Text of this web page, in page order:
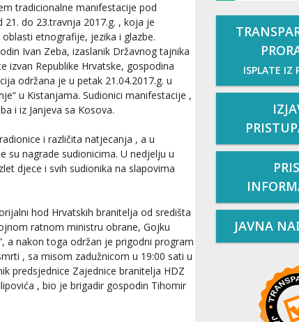
tradicionalne manifestacije pod
21. do 23.travnja 2017.g. , koja je
etnografije, jezika i glazbe.
Ivan Zeba, izaslanik Državnog tajnika
izvan Republike Hrvatske, gospodina
održana je u petak 21.04.2017.g. u
u Kistanjama. Sudionici manifestacije ,
i iz Janjeva sa Kosova.
i različita natjecanja , a u
su nagrade sudionicima. U nedjelju u
djece i svih sudionika na slapovima
hod Hrvatskih branitelja od središta
ratnom ministru obrane, Gojku
a nakon toga održan je prigodni program
, sa misom zadužnicom u 19:00 sati u
predsjednice Zajednice branitelja HDZ
, bio je brigadir gospodin Tihomir
ISPLATE IZ
JAVNA